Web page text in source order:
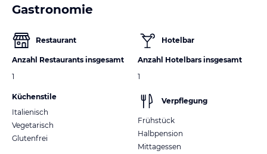
Gastronomie
Restaurant
Anzahl Restaurants insgesamt
1
Küchenstile
Italienisch
Vegetarisch
Glutenfrei
Hotelbar
Anzahl Hotelbars insgesamt
1
Verpflegung
Frühstück
Halbpension
Mittagessen